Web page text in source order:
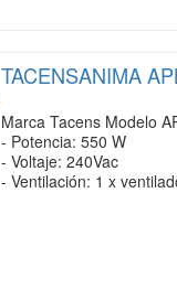
TACENSANIMA
Marca Tacens Modelo
- Potencia: 550 W
- Voltaje: 240Vac
- Ventilación: 1 x